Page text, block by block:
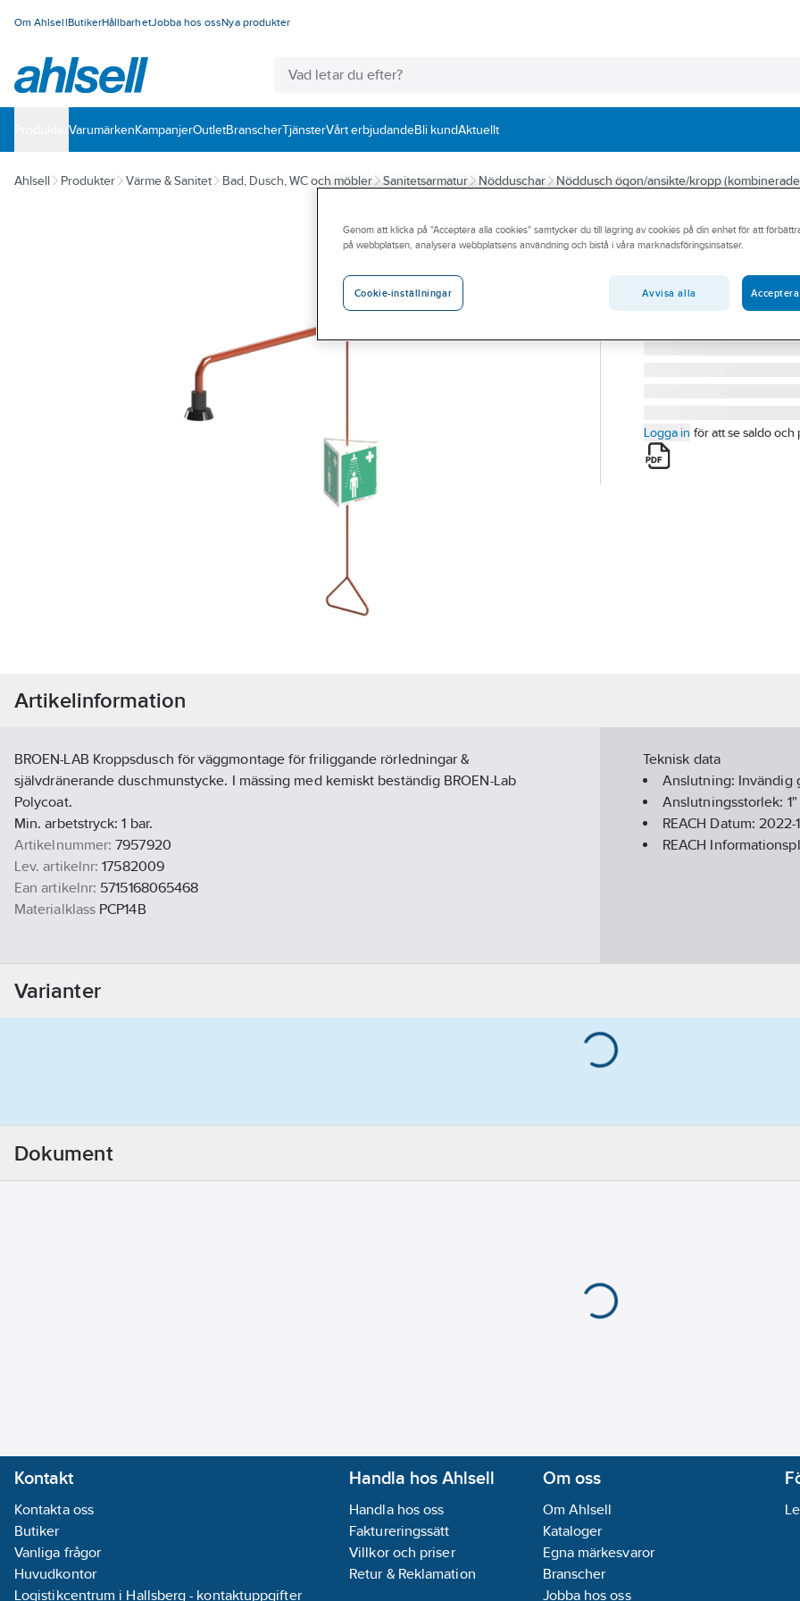
Om AhlsellButikerHållbarhetJobba hos ossNya produkter
VarumärkenKampanjerOutletBranscherTjänsterVårt erbjudandeBli kundAktuellt
Ahlsell Produkter Värme & Sanitet Bad, Dusch, WC och möbler Sanitetsarmatur Nödduschar Nöddusch ögon/ansikte/kropp
BROEN-LAB
Kroppsdusch
BROEN-LAB
Artikelnummer:
7957920
17582009
Logga in för att se saldo och
Artikelinformation
BROEN-LAB Kroppsdusch för väggmontage för friliggande rörledningar &
självdränerande duschmunstycke. I mässing med kemiskt beständig BROEN-Lab
Polycoat.
Min. arbetstryck: 1 bar.
Artikelnummer: 7957920
Lev. artikelnr: 17582009
Ean artikelnr: 5715168065468
Materialklass PCP14B
Teknisk data
Anslutning: Invändig
Anslutningsstorlek: 1"
REACH Datum:2022-
REACH
Varianter
Dokument
Kontakt
Kontakta oss
Butiker
Vanliga frågor
Huvudkontor
Logistikcentrum i Hallsberg - kontaktuppgifter
Handla hos Ahlsell
Handla hos oss
Faktureringssätt
Villkor och priser
Retur & Reklamation
Om oss
Om Ahlsell
Kataloger
Egna märkesvaror
Branscher
Jobba hos oss
Genom att klicka på "Acceptera alla cookies" samtycker du till lagring av cookies på din enhet för att
på webbplatsen, analysera webbplatsens användning och bistå i våra marknadsföringsinsatser.
Cookie-inställningar Avvisa alla